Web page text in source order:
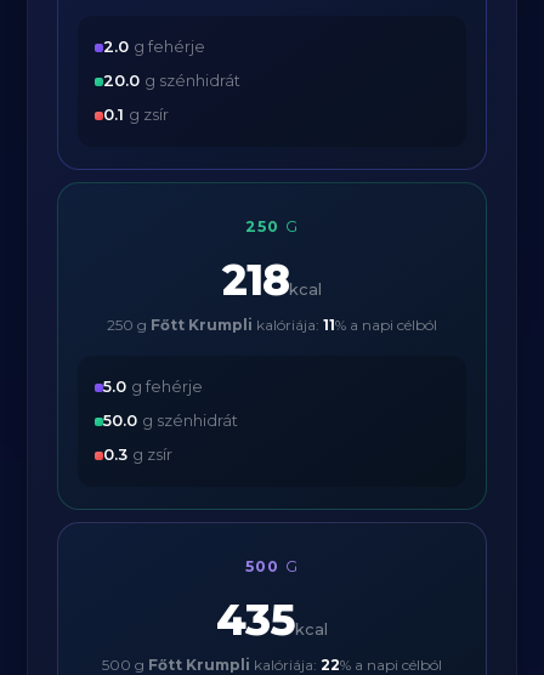
2.0 g fehérje
20.0 g szénhidrát
0.1 g zsír
250 G
218kcal
250 g Főtt Krumpli kalóriája: 11% a napi célból
5.0 g fehérje
50.0 g szénhidrát
0.3 g zsír
500 G
435kcal
500 g Főtt Krumpli kalóriája: 22% a napi célból